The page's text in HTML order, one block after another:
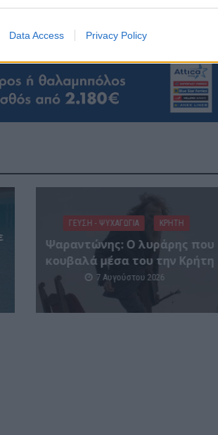
Data Access Privacy Policy
στη δουλειά του. Σχεδόν ένας στους πέντε
χώρο εργασίας.
ΓΕΎΣΗ - ΨΥΧΑΓΩΓΊΑ ΚΡΗΤΗ
Ψαραντώνης: Ο λυράρης που
κουβαλά μέσα του την Κρήτη
7 Αυγούστου 2026